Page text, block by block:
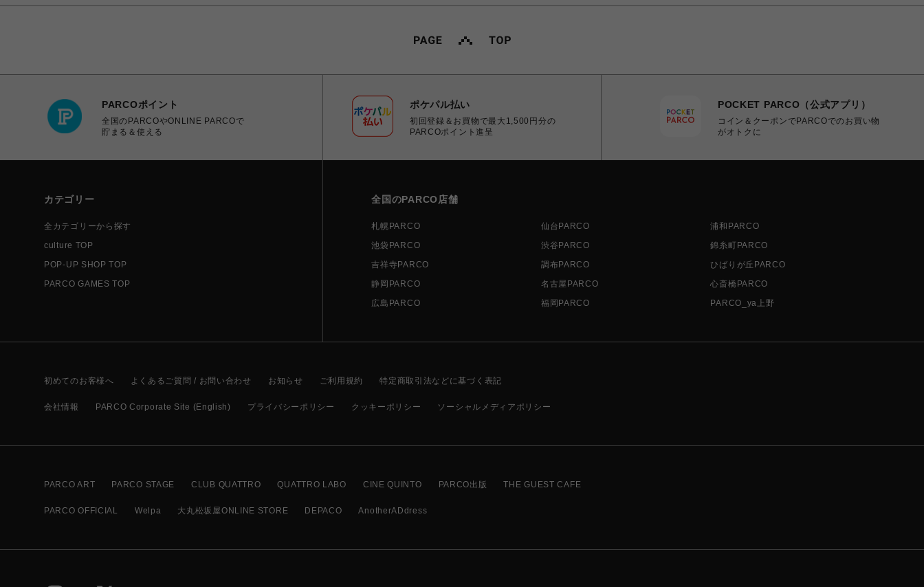
PARCOポイント
全国のPARCOやONLINE PARCOで
貯まる＆使える
ポケパル払い
初回登録＆お買物で最大1,500円分の
PARCOポイント進呈
POCKET PARCO（公式アプリ）
コイン＆クーポンでPARCOでのお買い物
がオトクに
カテゴリー
全カテゴリーから探す
culture TOP
POP-UP SHOP TOP
PARCO GAMES TOP
全国のPARCO店舗
札幌PARCO 仙台PARCO
浦和PARCO
池袋PARCO
渋谷PARCO
錦糸町PARCO
吉祥寺PARCO
調布PARCO
ひばりが丘PARCO
静岡PARCO
名古屋PARCO
心斎橋PARCO
広島PARCO
福岡PARCO PARCO_ya上野
初めてのお客様へ よくあるご質問 / お問い合わせ お知らせ ご利用規約 特定商取引法などに基づく表記
会社情報 PARCO Corporate Site (English) プライバシーポリシー クッキーポリシー ソーシャルメディアポリシー
PARCO ART PARCO STAGE CLUB QUATTRO QUATTRO LABO CINE QUINTO PARCO出版 THE GUEST CAFE
PARCO OFFICIAL Welpa 大丸松坂屋ONLINE STORE DEPACO AnotherADdress